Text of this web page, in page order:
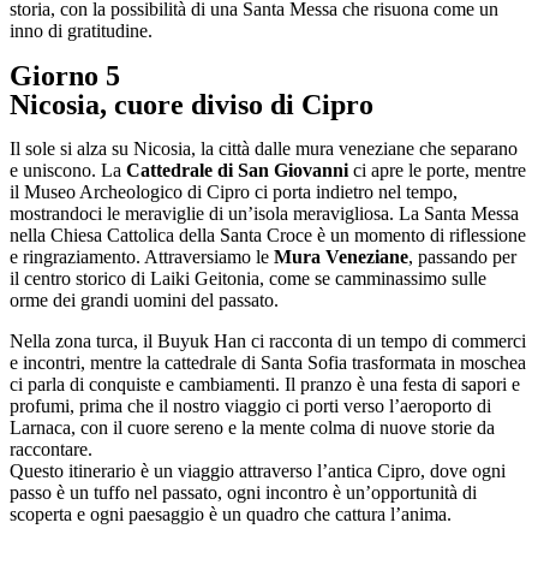
storia, con la possibilità di una Santa Messa che risuona come un
inno di gratitudine.
Giorno 5
Nicosia, cuore diviso di Cipro
Il sole si alza su Nicosia, la città dalle mura veneziane che separano
e uniscono. La Cattedrale di San Giovanni ci apre le porte, mentre
il Museo Archeologico di Cipro ci porta indietro nel tempo,
mostrandoci le meraviglie di un’isola meravigliosa. La Santa Messa
nella Chiesa Cattolica della Santa Croce è un momento di riflessione
e ringraziamento. Attraversiamo le Mura Veneziane, passando per
il centro storico di Laiki Geitonia, come se camminassimo sulle
orme dei grandi uomini del passato.
Nella zona turca, il Buyuk Han ci racconta di un tempo di commerci
e incontri, mentre la cattedrale di Santa Sofia trasformata in moschea
ci parla di conquiste e cambiamenti. Il pranzo è una festa di sapori e
profumi, prima che il nostro viaggio ci porti verso l’aeroporto di
Larnaca, con il cuore sereno e la mente colma di nuove storie da
raccontare.
Questo itinerario è un viaggio attraverso l’antica Cipro, dove ogni
passo è un tuffo nel passato, ogni incontro è un’opportunità di
scoperta e ogni paesaggio è un quadro che cattura l’anima.